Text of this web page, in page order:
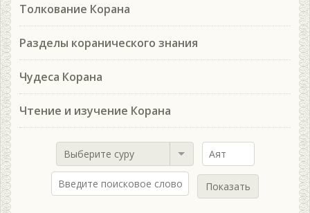
Толкование Корана
Разделы коранического знания
Чудеса Корана
Чтение и изучение Корана
Выберите суру
Показать